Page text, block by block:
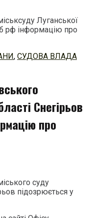
Луганської
рф інформацію про
, СУДОВА ВЛАДА
Снегірьов
про
суду
підозрюється у